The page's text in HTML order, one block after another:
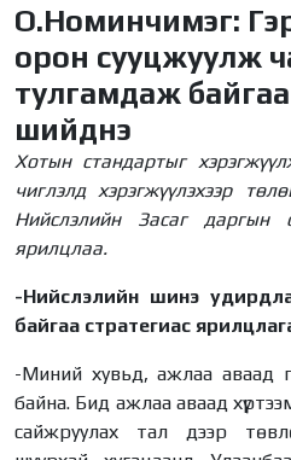
О.Номинчимэг:
орон сууцжуулж
тулгамдаж
шийднэ
Хотын стандартыг
чиглэлд хэрэгжүүлэхээр
Нийслэлийн Засаг даргын
ярилцлаа.
-Нийслэлийн шинэ
байгаа стратегиас
-Миний хувьд, ажлаа аваад
байна. Бид ажлаа аваад
сайжруулах тал дээр